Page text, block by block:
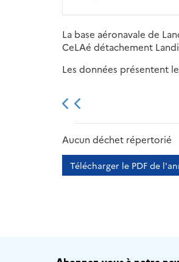
La base aéronavale de
CeLAé détachement
Les données présentent
2013 2014
Aucun déchet répertorié
Télécharger le PDF de